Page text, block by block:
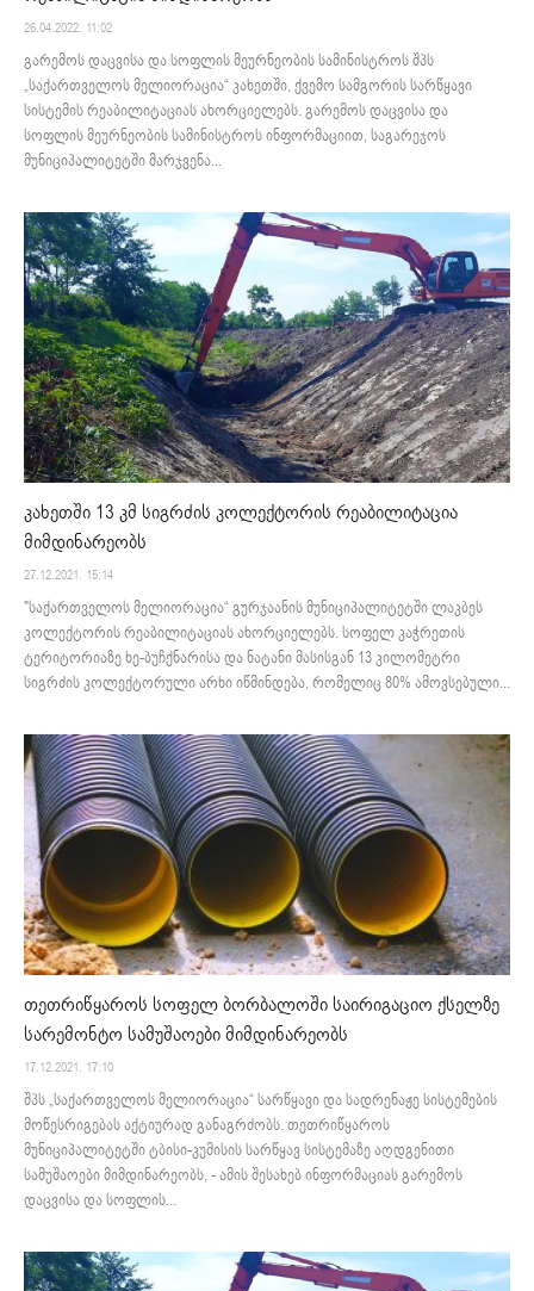
26.04.2022. 11:02
გარემოს დაცვისა და სოფლის მეურნეობის სამინისტროს შპს
„საქართველოს მელიორაცია“ კახეთში, ქვემო სამგორის სარწყავი
სისტემის რეაბილიტაციას ახორციელებს. გარემოს დაცვისა და
სოფლის მეურნეობის სამინისტროს ინფორმაციით, საგარეჯოს
მუნიციპალიტეტში მარჯვენა...
კახეთში 13 კმ სიგრძის კოლექტორის რეაბილიტაცია
მიმდინარეობს
27.12.2021. 15:14
"საქართველოს მელიორაცია“ გურჯაანის მუნიციპალიტეტში ლაკბეს
კოლექტორის რეაბილიტაციას ახორციელებს. სოფელ კაჭრეთის
ტერიტორიაზე ხე-ბუჩქნარისა და ნატანი მასისგან 13 კილომეტრი
სიგრძის კოლექტორული არხი იწმინდება, რომელიც 80% ამოვსებული...
თეთრიწყაროს სოფელ ბორბალოში საირიგაციო ქსელზე
სარემონტო სამუშაოები მიმდინარეობს
17.12.2021. 17:10
შპს „საქართველოს მელიორაცია“ სარწყავი და სადრენაჟე სისტემების
მოწესრიგებას აქტიურად განაგრძობს. თეთრიწყაროს
მუნიციპალიტეტში ტბისი-კუმისის სარწყავ სისტემაზე აღდგენითი
სამუშაოები მიმდინარეობს, - ამის შესახებ ინფორმაციას გარემოს
დაცვისა და სოფლის...